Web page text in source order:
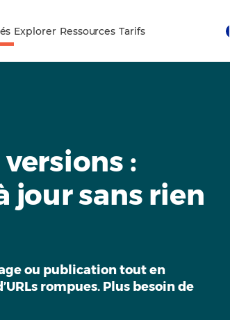
Explorer Ressources Tarifs
:
jour sans rien
ou publication tout en
rompues. Plus besoin de